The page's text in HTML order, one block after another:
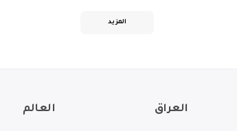
المزيد
العراق العالم